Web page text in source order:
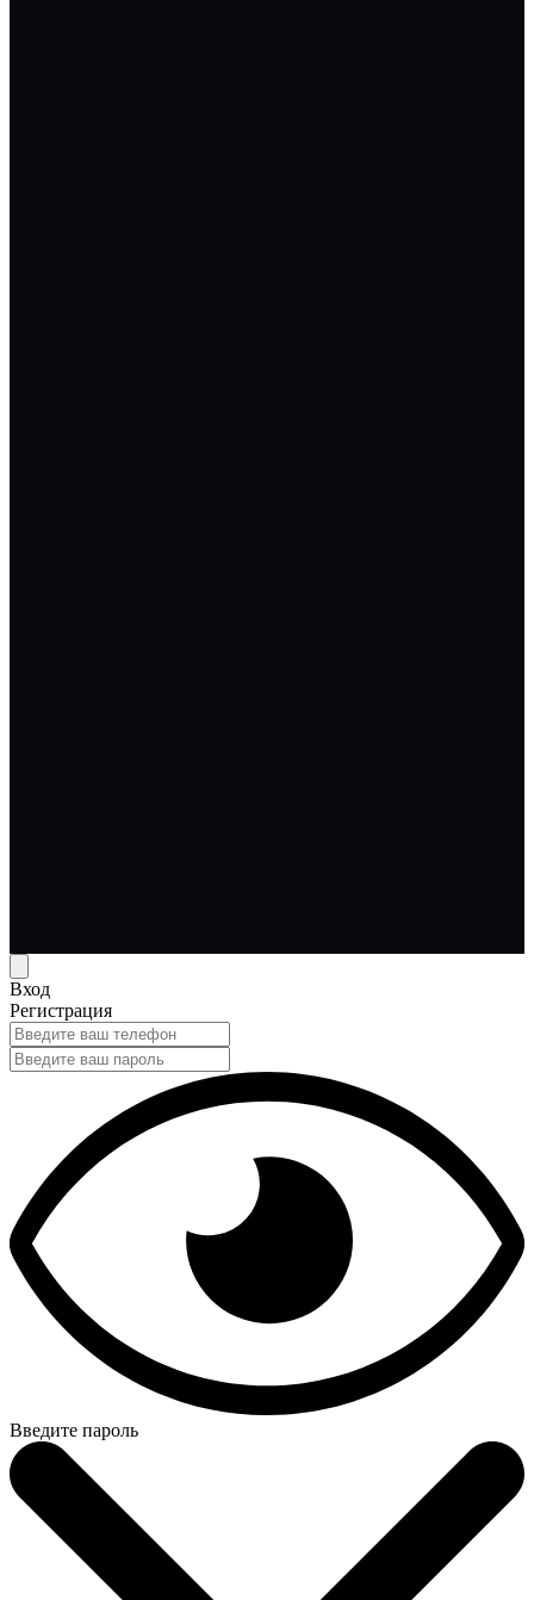
Вход
Регистрация
Введите пароль